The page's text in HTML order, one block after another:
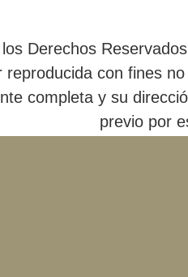
Derechos
reproducida con fines
completa y su
previo por